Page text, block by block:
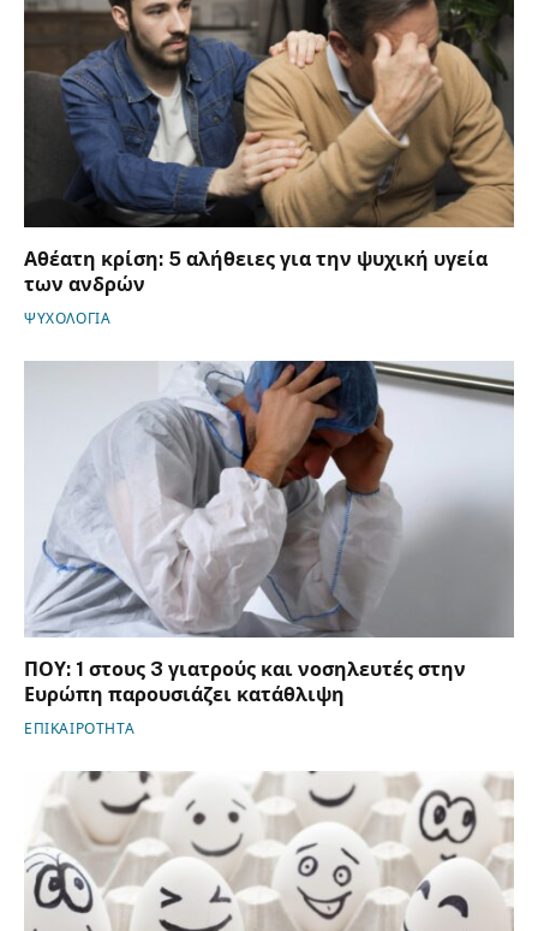
Αθέατη κρίση: 5 αλήθειες για την ψυχική υγεία
των ανδρών
ΨΥΧΟΛΟΓΙΑ
ΠΟΥ: 1 στους 3 γιατρούς και νοσηλευτές στην
Ευρώπη παρουσιάζει κατάθλιψη
ΕΠΙΚΑΙΡΟΤΗΤΑ